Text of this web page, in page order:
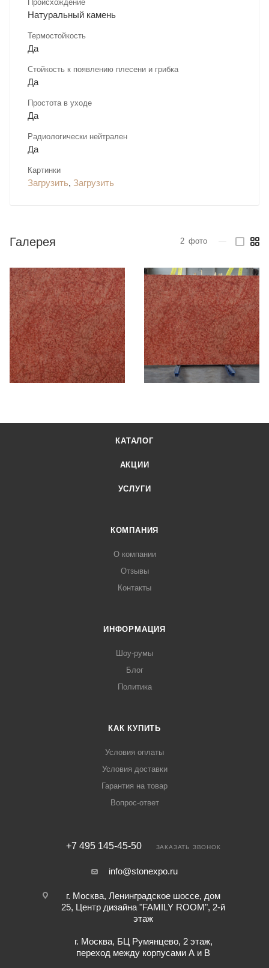
Происхождение
Натуральный камень
Термостойкость
Да
Стойкость к появлению плесени и грибка
Да
Простота в уходе
Да
Радиологически нейтрален
Да
Картинки
Загрузить, Загрузить
Галерея 2 фото
КАТАЛОГ
АКЦИИ
УСЛУГИ
КОМПАНИЯ
О компании
Отзывы
Контакты
ИНФОРМАЦИЯ
Шоу-румы
Блог
Политика
КАК КУПИТЬ
Условия оплаты
Условия доставки
Гарантия на товар
Вопрос-ответ
+7 495 145-45-50 ЗАКАЗАТЬ ЗВОНОК
info@stonexpo.ru
г. Москва, Ленинградское шоссе, дом
25, Центр дизайна "FAMILY ROOM", 2-й
этаж
г. Москва, БЦ Румянцево, 2 этаж,
переход между корпусами А и В